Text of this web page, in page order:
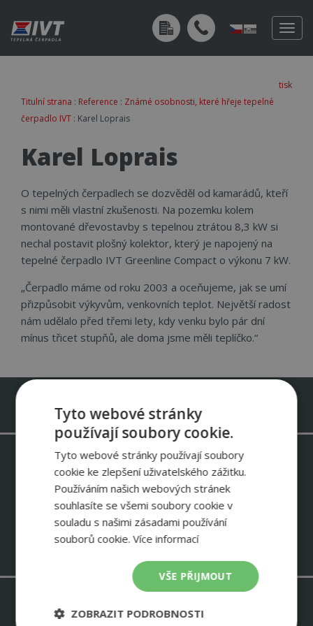
tisk
Titulní strana : Reference : Známé osobnosti, které hřeje tepelné
čerpadlo IVT : Karel Loprais
Karel Loprais
O tepelných čerpadlech se dozvěděl od kamarádů, kteří
s nimi měli vlastní zkušenosti. Na pozemku kolem
montované dřevostavby s tepelnou ztrátou 8,3 kW si
nechal postavit plošný kolektor, který je napojený na
tepelné čerpadlo IVT Greenline Compact o výkonu 7 kW.
„Čerpadlo máme od roku 2003 a oceňujeme, jak se umí
přizpůsobit výkyvům, venkovních teplot. Největší radost
nám udělalo před třemi lety, kdy venku bylo pár dní
mínus třicet stupňů, ale doma jsme měli teplíčko.“
Odebírejte newsletter IVT
Informace o slevových akcích – ukázky instalací IVT – zkušenosti
zákazníků
NEWSLETTER
Stavím rodinný dům >
Tyto webové stránky
používají soubory cookie.
Tyto webové stránky používají soubory
cookie ke zlepšení uživatelského zážitku.
Používáním našich webových stránek
souhlasíte se všemi soubory cookie v
souladu s našimi zásadami používání
souborů cookie.Více informací
VŠE PŘIJMOUT
ZOBRAZIT PODROBNOSTI